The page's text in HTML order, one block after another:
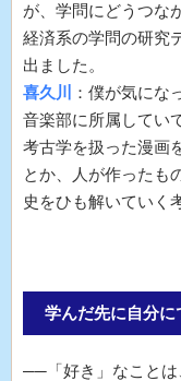
が、学問にどうつな
経済系の学問の研究
出ました。
喜久川
：僕が気にな
音楽部に所属してい
考古学を扱った漫画
とか、人が作ったも
史をひも解いていく
学んだ先に自分に
──「好き」なことは